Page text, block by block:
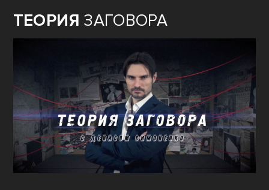
ТЕОРИЯ ЗАГОВОРА